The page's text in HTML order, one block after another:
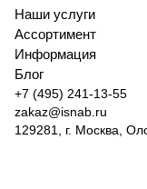
Наши услуги
Ассортимент
Информация
Блог
+7 (495) 241-13-55
zakaz@isnab.ru
129281, г. Москва,